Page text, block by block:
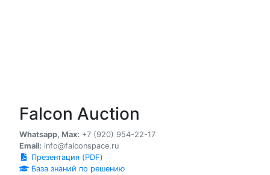
Falcon Auction
Whatsapp, Max: +7 (920) 954-22-17
Email: info@falconspace.ru
Презентация (PDF)
База знаний по решению